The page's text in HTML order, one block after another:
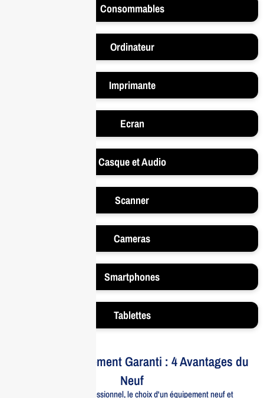
Consommables
Ordinateur
Imprimante
Ecran
Casque et Audio
Scanner
Cameras
Smartphones
Tablettes
Votre Investissement Garanti : 4 Avantages du
Neuf
Pour un usage professionnel, le choix d'un équipement neuf et